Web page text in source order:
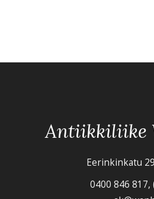
Antiikkiliike
Eerinkinkatu
0400 846 817,